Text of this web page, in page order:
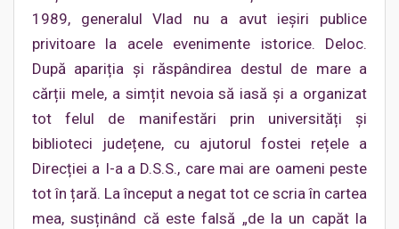
1989, generalul Vlad nu a avut ieșiri publice
privitoare la acele evenimente istorice. Deloc.
După apariția și răspândirea destul de mare a
cărții mele, a simțit nevoia să iasă și a organizat
tot felul de manifestări prin universități și
biblioteci județene, cu ajutorul fostei rețele a
Direcției a I-a a D.S.S., care mai are oameni peste
tot în țară. La început a negat tot ce scria în cartea
mea, susținând că este falsă „de la un capăt la